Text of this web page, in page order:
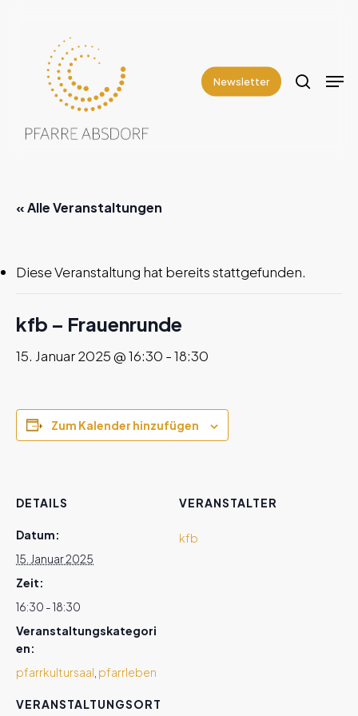
content
Newsletter
« Alle Veranstaltungen
Diese Veranstaltung hat bereits stattgefunden.
kfb – Frauenrunde
15. Januar 2025 @ 16:30 -18:30
Zum Kalender hinzufügen
DETAILS
Datum:
15. Januar 2025
Zeit:
16:30 - 18:30
Veranstaltungskategori
en:
pfarrkultursaal pfarrleben
VERANSTALTUNGSORT
VERANSTALTER
kfb
Menu